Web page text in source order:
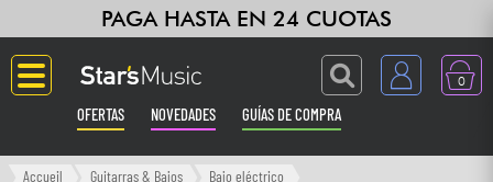
PAGA HASTA EN 24 CUOTAS
0
OFERTAS NOVEDADES GUÍAS DE COMPRA
Langue
Accueil Guitarras & Bajos
Bajo eléctrico